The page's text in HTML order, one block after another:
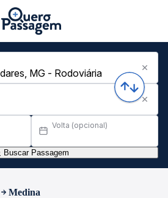
Volta (opcional)
Buscar Passagem
Medina